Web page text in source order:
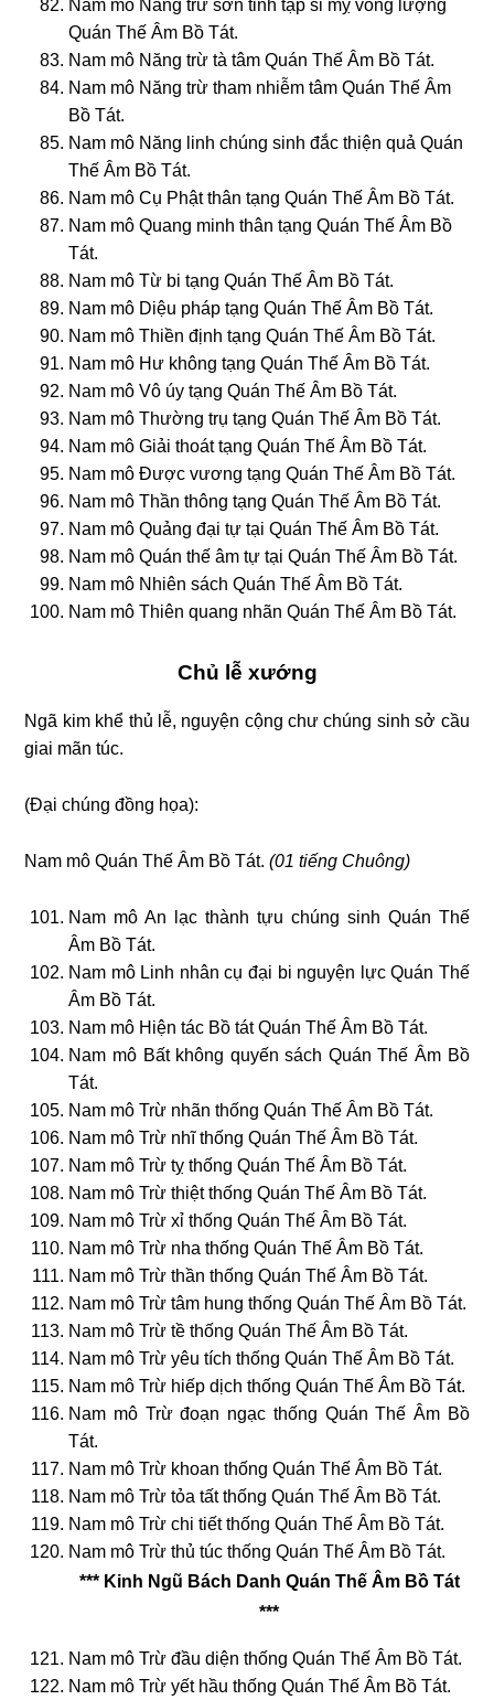
Nam mô Năng trừ sơn tinh tạp si mỵ võng lượng
Quán Thế Âm Bồ Tát.
Nam mô Năng trừ tà tâm Quán Thế Âm Bồ Tát.
Nam mô Năng trừ tham nhiễm tâm Quán Thế Âm
Bồ Tát.
Nam mô Năng linh chúng sinh đắc thiện quả Quán
Thế Âm Bồ Tát.
Nam mô Cụ Phật thân tạng Quán Thế Âm Bồ Tát.
Nam mô Quang minh thân tạng Quán Thế Âm Bồ
Tát.
Nam mô Từ bi tạng Quán Thế Âm Bồ Tát.
Nam mô Diệu pháp tạng Quán Thế Âm Bồ Tát.
Nam mô Thiền định tạng Quán Thế Âm Bồ Tát.
Nam mô Hư không tạng Quán Thế Âm Bồ Tát.
Nam mô Vô úy tạng Quán Thế Âm Bồ Tát.
Nam mô Thường trụ tạng Quán Thế Âm Bồ Tát.
Nam mô Giải thoát tạng Quán Thế Âm Bồ Tát.
Nam mô Được vương tạng Quán Thế Âm Bồ Tát.
Nam mô Thần thông tạng Quán Thế Âm Bồ Tát.
Nam mô Quảng đại tự tại Quán Thế Âm Bồ Tát.
Nam mô Quán thế âm tự tại Quán Thế Âm Bồ Tát.
Nam mô Nhiên sách Quán Thế Âm Bồ Tát.
Nam mô Thiên quang nhãn Quán Thế Âm Bồ Tát.
Chủ lễ xướng
Ngã kim khể thủ lễ, nguyện cộng chư chúng sinh sở cầu
giai mãn túc.
(Đại chúng đồng họa):
Nam mô Quán Thế Âm Bồ Tát.(01 tiếng Chuông)
Nam mô An lạc thành tựu chúng sinh Quán Thế
Âm Bồ Tát.
Nam mô Linh nhân cụ đại bi nguyện lực Quán Thế
Âm Bồ Tát.
Nam mô Hiện tác Bồ tát Quán Thế Âm Bồ Tát.
Nam mô Bất không quyến sách Quán Thế Âm Bồ
Tát.
Nam mô Trừ nhãn thống Quán Thế Âm Bồ Tát.
Nam mô Trừ nhĩ thống Quán Thế Âm Bồ Tát.
Nam mô Trừ tỵ thống Quán Thế Âm Bồ Tát.
Nam mô Trừ thiệt thống Quán Thế Âm Bồ Tát.
Nam mô Trừ xỉ thống Quán Thế Âm Bồ Tát.
Nam mô Trừ nha thống Quán Thế Âm Bồ Tát.
Nam mô Trừ thần thống Quán Thế Âm Bồ Tát.
Nam mô Trừ tâm hung thống Quán Thế Âm Bồ Tát.
Nam mô Trừ tề thống Quán Thế Âm Bồ Tát.
Nam mô Trừ yêu tích thống Quán Thế Âm Bồ Tát.
Nam mô Trừ hiếp dịch thống Quán Thế Âm Bồ Tát.
Nam mô Trừ đoạn ngạc thống Quán Thế Âm Bồ
Tát.
Nam mô Trừ khoan thống Quán Thế Âm Bồ Tát.
Nam mô Trừ tỏa tất thống Quán Thế Âm Bồ Tát.
Nam mô Trừ chi tiết thống Quán Thế Âm Bồ Tát.
Nam mô Trừ thủ túc thống Quán Thế Âm Bồ Tát.
*** Kinh Ngũ Bách Danh Quán Thế Âm Bồ Tát
***
Nam mô Trừ đầu diện thống Quán Thế Âm Bồ Tát.
Nam mô Trừ yết hầu thống Quán Thế Âm Bồ Tát.